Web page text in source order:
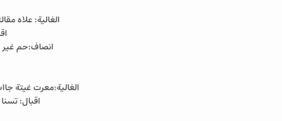
الغالية: علاه
انصاف:حم غير
الغالية:معرت غيتة
اقبال: